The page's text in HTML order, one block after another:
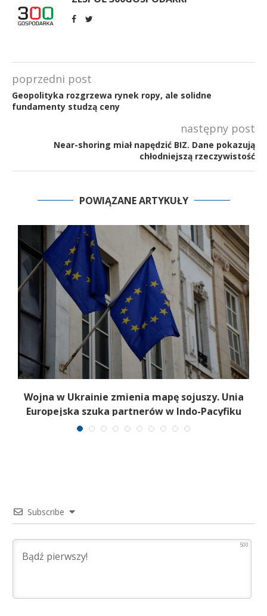
poprzedni post
Geopolityka rozgrzewa rynek ropy, ale solidne
fundamenty studzą ceny
następny post
Near-shoring miał napędzić BIZ. Dane pokazują
chłodniejszą rzeczywistość
POWIĄZANE ARTYKUŁY
Wojna w Ukrainie zmienia mapę sojuszy. Unia
Europejska szuka partnerów w Indo-Pacyfiku
Subscribe
500